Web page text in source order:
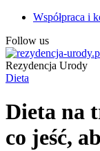
Współpraca i
Follow us
Rezydencja Urody
Dieta
Dieta na
co jeść,